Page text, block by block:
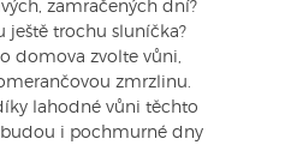
zamračených dní?
ještě trochu sluníčka?
domova zvolte vůni,
zmrzlinu.
lahodné vůni těchto
i pochmurné dny